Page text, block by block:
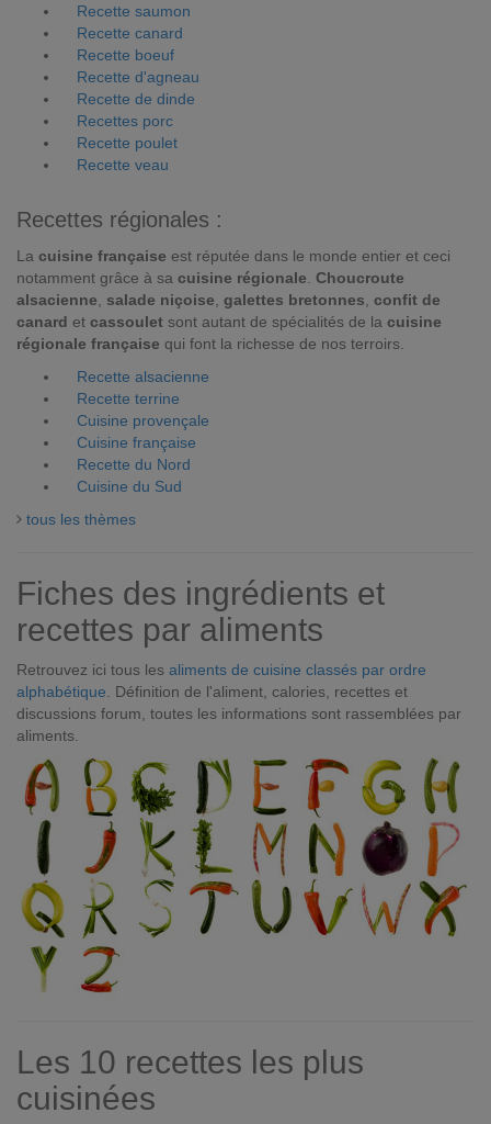
Recette saumon
Recette canard
Recette boeuf
Recette d'agneau
Recette de dinde
Recettes porc
Recette poulet
Recette veau
Recettes régionales :
La cuisine française est réputée dans le monde entier et ceci
notamment grâce à sa cuisine régionale Choucroute
alsacienne
salade niçoise galettes bretonnes confit de
canard et cassoulet sont autant de spécialités de la cuisine
régionale française qui font la richesse de nos terroirs.
Recette alsacienne
Recette terrine
Cuisine provençale
Cuisine française
Recette du Nord
Cuisine du Sud
tous les thèmes
Fiches des ingrédients et
recettes par aliments
Retrouvez ici tous les aliments de cuisine classés par ordre
alphabétique . Définition de l'aliment, calories, recettes et
discussions forum, toutes les informations sont rassemblées par
aliments.
Les 10 recettes les plus
cuisinées